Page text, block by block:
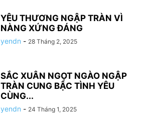
YÊU THƯƠNG NGẬP TRÀN VÌ
NÀNG XỨNG ĐÁNG
yendn - 28 Tháng 2, 2025
SẮC XUÂN NGỌT NGÀO NGẬP
TRÀN CUNG BẬC TÌNH YÊU
CÙNG...
yendn - 24 Tháng 1, 2025